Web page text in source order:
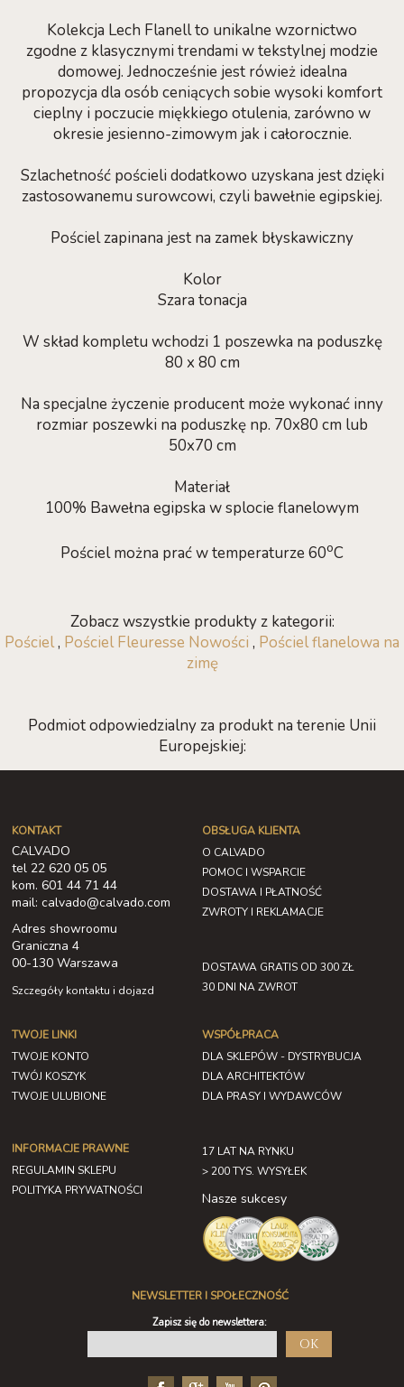
Kolekcja Lech Flanell to unikalne wzornictwo
zgodne z klasycznymi trendami w tekstylnej modzie
domowej. Jednocześnie jest rówież idealna
propozycja dla osób ceniących sobie wysoki komfort
cieplny i poczucie miękkiego otulenia, zarówno w
okresie jesienno-zimowym jak i całorocznie.
Szlachetność pościeli dodatkowo uzyskana jest dzięki
zastosowanemu surowcowi, czyli bawełnie egipskiej.
Pościel zapinana jest na zamek błyskawiczny
Kolor
Szara tonacja
W skład kompletu wchodzi 1 poszewka na poduszkę
80 x 80 cm
Na specjalne życzenie producent może wykonać inny
rozmiar poszewki na poduszkę np. 70x80 cm lub
50x70 cm
Materiał
100% Bawełna egipska w splocie flanelowym
Pościel można prać w temperaturze 60oC
Zobacz wszystkie produkty z kategorii:
Pościel, Pościel Fleuresse Nowości , Pościel flanelowa na
zimę
Podmiot odpowiedzialny za produkt na terenie Unii
Europejskiej:
KONTAKT
CALVADO
tel 22 620 05 05
kom. 601 44 71 44
mail: calvado@calvado.com
Adres showroomu
Graniczna 4
00-130 Warszawa
Szczegóły kontaktu i dojazd
OBSŁUGA KLIENTA
O CALVADO
POMOC I WSPARCIE
DOSTAWA I PŁATNOŚĆ
ZWROTY I REKLAMACJE
DOSTAWA GRATIS OD 300 ZŁ
30 DNI NA ZWROT
TWOJE LINKI
TWOJE KONTO
TWÓJ KOSZYK
TWOJE ULUBIONE
INFORMACJE PRAWNE
REGULAMIN SKLEPU
POLITYKA PRYWATNOŚCI
WSPÓŁPRACA
DLA SKLEPÓW - DYSTRYBUCJA
DLA ARCHITEKTÓW
DLA PRASY I WYDAWCÓW
17 LAT NA RYNKU
> 200 TYS. WYSYŁEK
Nasze sukcesy
NEWSLETTER I SPOŁECZNOŚĆ
Zapisz się do newslettera:
OK